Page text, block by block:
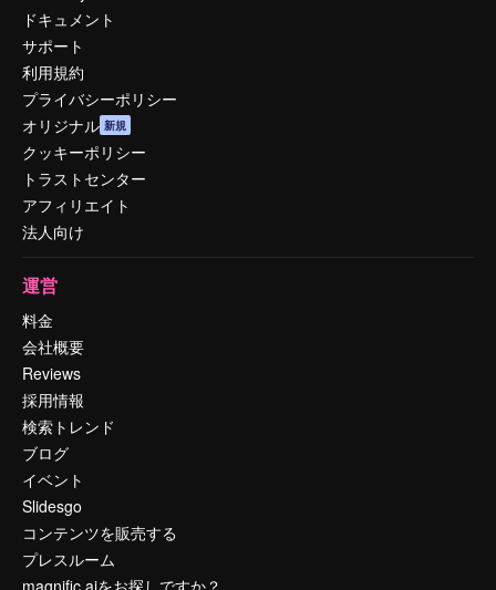
ドキュメント
サポート
利用規約
プライバシーポリシー
オリジナル 新規
クッキーポリシー
トラストセンター
アフィリエイト
法人向け
運営
料金
会社概要
Reviews
採用情報
検索トレンド
ブログ
イベント
Slidesgo
コンテンツを販売する
プレスルーム
magnific.aiをお探しですか？